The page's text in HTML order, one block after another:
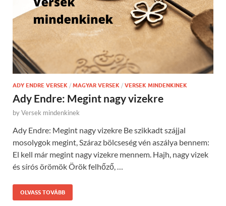
ADY ENDRE VERSEK / MAGYAR VERSEK / VERSEK MINDENKINEK
Ady Endre: Megint nagy vizekre
byVersek mindenkinek
Ady Endre: Megint nagy vizekre Be szikkadt szájjal
mosolygok megint, Száraz bölcseség vén aszálya bennem:
El kell már megint nagy vizekre mennem. Hajh, nagy vizek
és sírós örömök Örök felhőző, …
OLVASS TOVÁBB